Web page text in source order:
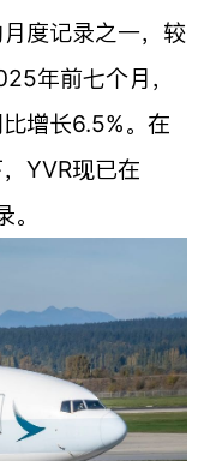
度记录之一，较
年前七个月，
增长6.5%。在
YVR现已在